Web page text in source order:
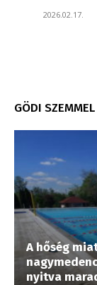
2026.02.17.
GÖDI SZEMMEL
A hőség
nyitva